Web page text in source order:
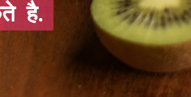
से दूर रह
से दूर रह